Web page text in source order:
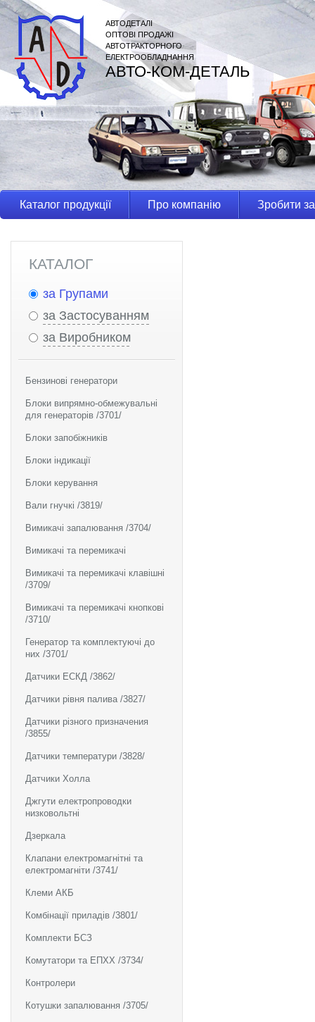
АВТОДЕТАЛІ
ОПТОВІ ПРОДАЖІ
АВТОТРАКТОРНОГО
ЕЛЕКТРООБЛАДНАННЯ
АВТО-КОМ-ДЕТАЛЬ
Каталог продукції Про компанію Зробити
КАТАЛОГ
за Групами
за Застосуванням
за Виробником
Бензинові генератори
Блоки випрямно-обмежувальні
для генераторів /3701/
Блоки запобіжників
Блоки індикації
Блоки керування
Вали гнучкі /3819/
Вимикачі запалювання /3704/
Вимикачі та перемикачі
Вимикачі та перемикачі клавішні
/3709/
Вимикачі та перемикачі кнопкові
/3710/
Генератор та комплектуючі до
них /3701/
Датчики ЕСКД /3862/
Датчики рівня палива /3827/
Датчики різного призначения
/3855/
Датчики температури /3828/
Датчики Холла
Джгути електропроводки
низковольтні
Дзеркала
Клапани електромагнітні та
електромагніти /3741/
Клеми АКБ
Комбінації приладів /3801/
Комплекти БСЗ
Комутатори та ЕПХХ /3734/
Контролери
Котушки запалювання /3705/